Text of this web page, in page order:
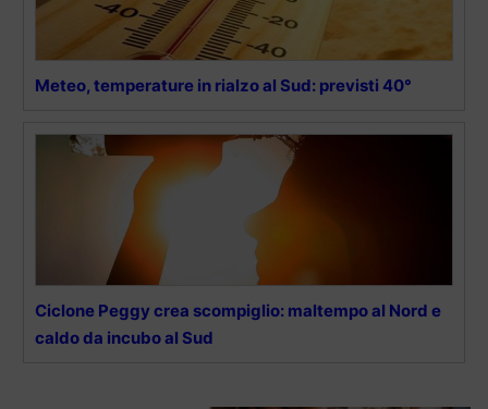
Meteo, temperature in rialzo al Sud: previsti 40°
Ciclone Peggy crea scompiglio: maltempo al Nord e
caldo da incubo al Sud